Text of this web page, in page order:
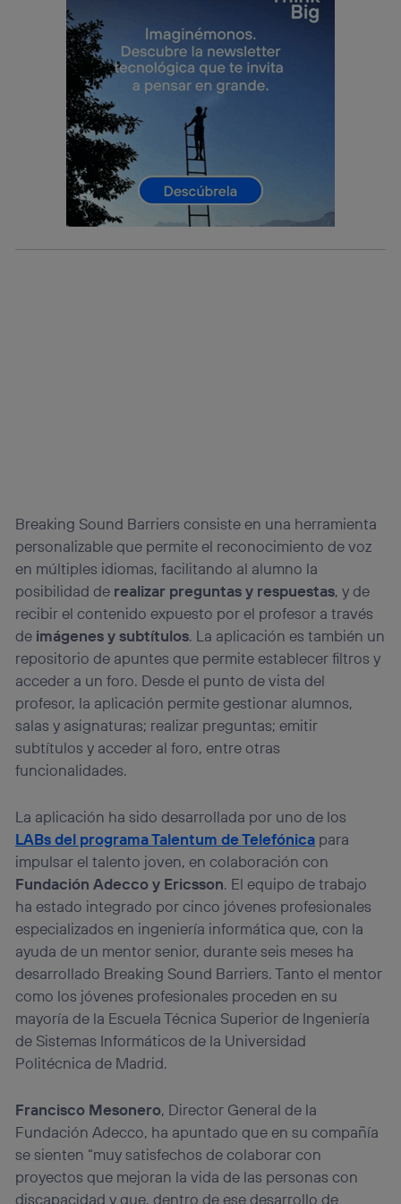
Breaking Sound Barriers consiste en una herramienta
personalizable que permite el reconocimiento de voz
en múltiples idiomas, facilitando al alumno la
posibilidad de realizar preguntas y respuestas, y de
recibir el contenido expuesto por el profesor a través
de imágenes y subtítulos. La aplicación es también un
repositorio de apuntes que permite establecer filtros y
acceder a un foro. Desde el punto de vista del
profesor, la aplicación permite gestionar alumnos,
salas y asignaturas; realizar preguntas; emitir
subtítulos y acceder al foro, entre otras
funcionalidades.
La aplicación ha sido desarrollada por uno de los
LABs del programa Talentum de Telefónica para
impulsar el talento joven, en colaboración con
Fundación Adecco y Ericsson. El equipo de trabajo
ha estado integrado por cinco jóvenes profesionales
especializados en ingeniería informática que, con la
ayuda de un mentor senior, durante seis meses ha
desarrollado Breaking Sound Barriers. Tanto el mentor
como los jóvenes profesionales proceden en su
mayoría de la Escuela Técnica Superior de Ingeniería
de Sistemas Informáticos de la Universidad
Politécnica de Madrid.
Francisco Mesonero, Director General de la
Fundación Adecco, ha apuntado que en su compañía
se sienten “muy satisfechos de colaborar con
proyectos que mejoran la vida de las personas con
discapacidad y que, dentro de ese desarrollo de
operadora de telefonía
, utilizando tu dirección IP y otra
información de la cuenta de cliente de
telecomunicaciones vinculada a la conexión que utilizas
(p. ej., número de teléfono móvil).
Este identificador se asigna a la conexión de internet, por
lo que cualquier persona que conecte su dispositivo y
consienta el uso de la tecnología recibirá el mismo
identificador. Típicamente:
Si utilizas unaconexión de banda ancha
el marketing o análisis se realizará en función de las
actividades de navegación de los miembros del hogar
que hayan dado su consentimiento.
personalizado, ya que se basará únicamente en la